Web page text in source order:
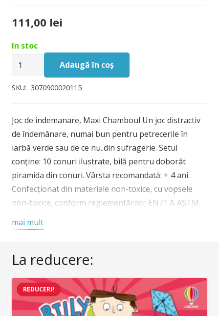
111,00 lei
în stoc
Cantitate
de
Djeco,
Maxi
Chamboul
Adaugă în coș
SKU: 3070900020115
Joc de indemanare, Maxi Chamboul Un joc distractiv
de îndemânare, numai bun pentru petrecerile în
iarbă verde sau de ce nu..din sufragerie. Setul
conține: 10 conuri ilustrate, bilă pentru doborât
piramida din conuri. Vârsta recomandată: + 4 ani.
Confecționat din materiale non-toxice, cu vopsele
non-toxice, conform reglementărilor EN71 & ASTM.
AVERTISMENT: Contraindicat copiilor sub 3 ani. A se
utiliza sub directa supraveghere a unei persoane
mai mult
La reducere:
REDUCERI!